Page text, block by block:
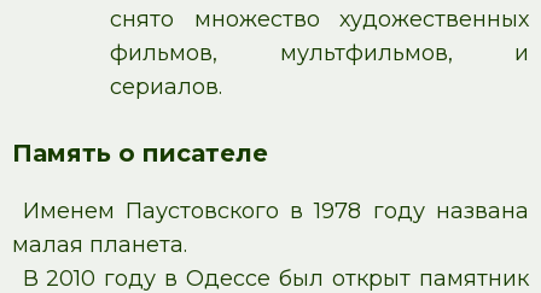
снято множество художественных
фильмов, мультфильмов, и
сериалов.
Память о писателе
Именем Паустовского в 1978 году названа
малая планета.
В 2010 году в Одессе был открыт памятник